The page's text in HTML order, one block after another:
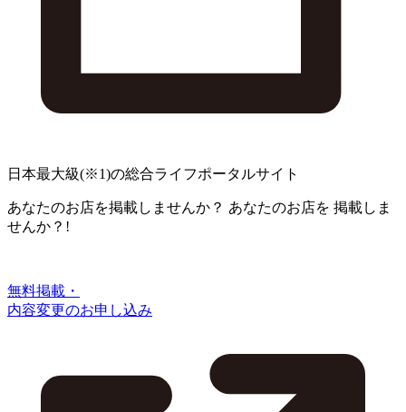
日本最大級(※1)の総合ライフポータルサイト
あなたのお店を掲載しませんか？ あなたのお店を 掲載しま
せんか？!
無料掲載・
内容変更のお申し込み